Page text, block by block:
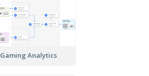
Gaming Analytics